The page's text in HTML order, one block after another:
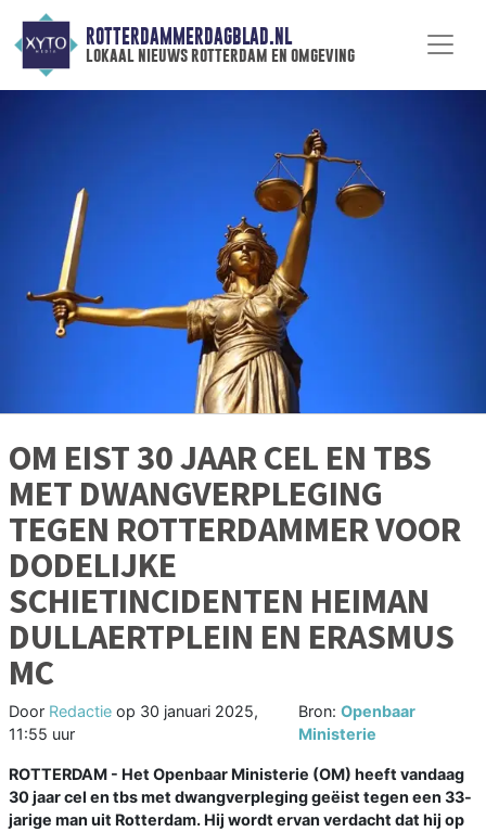
ROTTERDAMMERDAGBLAD.NL
lokaal nieuws rotterdam en omgeving
OM EIST 30 JAAR CEL EN TBS
MET DWANGVERPLEGING
TEGEN ROTTERDAMMER VOOR
DODELIJKE
SCHIETINCIDENTEN HEIMAN
DULLAERTPLEIN EN ERASMUS
MC
Door Redactie op 30 januari 2025,
11:55 uur
Bron: Openbaar
Ministerie
ROTTERDAM - Het Openbaar Ministerie (OM) heeft vandaag
30 jaar cel en tbs met dwangverpleging geëist tegen een 33-
jarige man uit Rotterdam. Hij wordt ervan verdacht dat hij op